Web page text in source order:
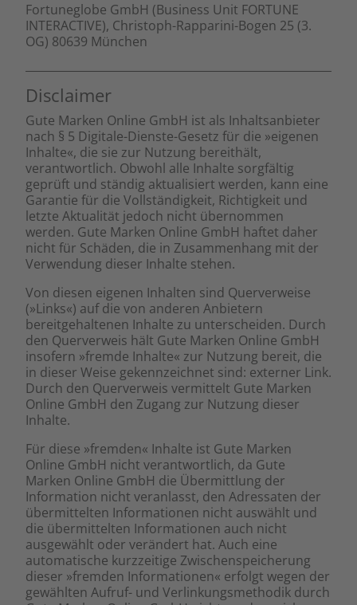
Fortuneglobe GmbH (Business Unit FORTUNE
INTERACTIVE), Christoph-Rapparini-Bogen 25 (3.
OG) 80639 München
Disclaimer
Gute Marken Online GmbH ist als Inhaltsanbieter
nach § 5 Digitale-Dienste-Gesetz für die »eigenen
Inhalte«, die sie zur Nutzung bereithält,
verantwortlich. Obwohl alle Inhalte sorgfältig
geprüft und ständig aktualisiert werden, kann eine
Garantie für die Vollständigkeit, Richtigkeit und
letzte Aktualität jedoch nicht übernommen
werden. Gute Marken Online GmbH haftet daher
nicht für Schäden, die in Zusammenhang mit der
Verwendung dieser Inhalte stehen.
Von diesen eigenen Inhalten sind Querverweise
(»Links«) auf die von anderen Anbietern
bereitgehaltenen Inhalte zu unterscheiden. Durch
den Querverweis hält Gute Marken Online GmbH
insofern »fremde Inhalte« zur Nutzung bereit, die
in dieser Weise gekennzeichnet sind: externer Link.
Durch den Querverweis vermittelt Gute Marken
Online GmbH den Zugang zur Nutzung dieser
Inhalte.
Für diese »fremden« Inhalte ist Gute Marken
Online GmbH nicht verantwortlich, da Gute
Marken Online GmbH die Übermittlung der
Information nicht veranlasst, den Adressaten der
übermittelten Informationen nicht auswählt und
die übermittelten Informationen auch nicht
ausgewählt oder verändert hat. Auch eine
automatische kurzzeitige Zwischenspeicherung
dieser »fremden Informationen« erfolgt wegen der
gewählten Aufruf- und Verlinkungsmethodik durch